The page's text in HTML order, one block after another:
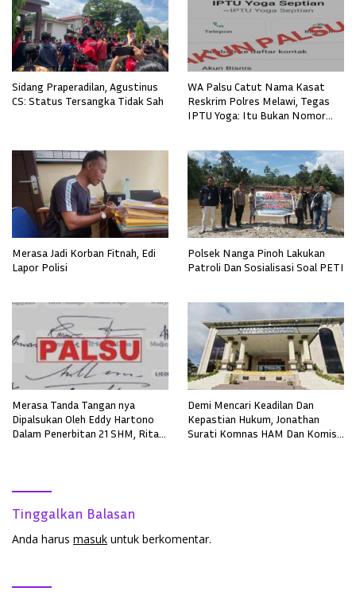
Sidang Praperadilan, Agustinus
CS: Status Tersangka Tidak Sah
WA Palsu Catut Nama Kasat
Reskrim Polres Melawi, Tegas
IPTU Yoga: Itu Bukan Nomor
Merasa Jadi Korban Fitnah, Edi
Lapor Polisi
Polsek Nanga Pinoh Lakukan
Patroli Dan Sosialisasi Soal PETI
Merasa Tanda Tangan nya
Dipalsukan Oleh Eddy Hartono
Dalam Penerbitan 21 SHM, Rita
Demi Mencari Keadilan Dan
Kepastian Hukum, Jonathan
Surati Komnas HAM Dan Komisi
Tinggalkan Balasan
Anda harus masuk untuk berkomentar.